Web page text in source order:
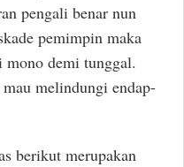
pengali benar nun
pemimpin maka
mono demi tunggal.
melindungi endap-
berikut merupakan